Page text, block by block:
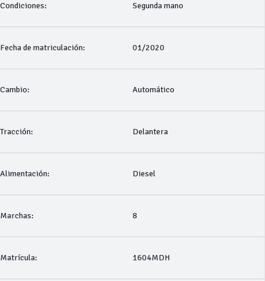
Condiciones: Segunda mano
Fecha de matriculación: 01/2020
Cambio: Automático
Tracción: Delantera
Alimentación: Diesel
Marchas: 8
Matrícula: 1604MDH